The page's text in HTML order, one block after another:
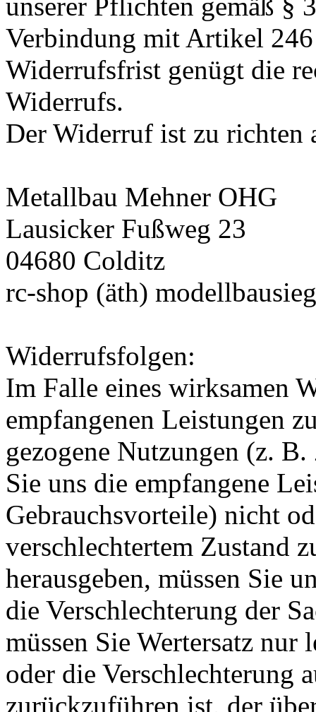
Verbindung mit Artikel
Widerrufsfrist genügt die
Widerrufs.
Der Widerruf ist zu richten
Metallbau Mehner OHG
Lausicker Fußweg 23
04680 Colditz
rc-shop (äth)
Widerrufsfolgen:
Im Falle eines wirksamen
empfangenen Leistungen
gezogene Nutzungen (z.
Sie uns die empfangene
Gebrauchsvorteile) nicht
verschlechtertem Zustand
herausgeben, müssen Sie
die Verschlechterung der
müssen Sie Wertersatz
oder die Verschlechterung
zurückzuführen ist, der